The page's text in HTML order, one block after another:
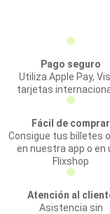
Pago seguro
Utiliza Apple Pay,
tarjetas
Fácil de comprar
Consigue tus billetes
en nuestra app o en
Flixshop
Atención al
Asistencia sin